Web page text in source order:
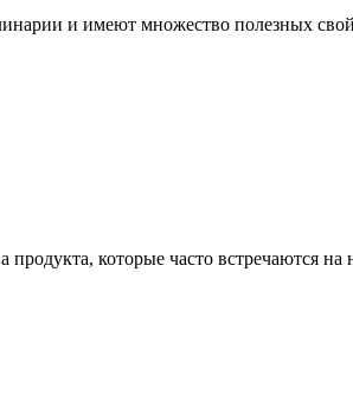
и имеют множество полезных
продукта, которые часто встречаются на